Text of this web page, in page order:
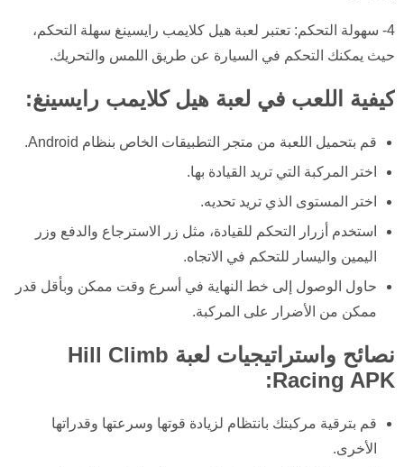
4- سهولة التحكم: تعتبر لعبة هيل كلايمب رايسينغ سهلة التحكم،
حيث يمكنك التحكم في السيارة عن طريق اللمس والتحريك.
كيفية اللعب في لعبة هيل كلايمب رايسينغ:
قم بتحميل اللعبة من متجر التطبيقات الخاص بنظام Android.
اختر المركبة التي تريد القيادة بها.
اختر المستوى الذي تريد تحديه.
استخدم أزرار التحكم للقيادة، مثل زر الاسترجاع والدفع وزر
اليمين واليسار للتحكم في الاتجاه.
حاول الوصول إلى خط النهاية في أسرع وقت ممكن وبأقل قدر
ممكن من الأضرار على المركبة.
نصائح واستراتيجيات لعبة Hill Climb
Racing APK:
قم بترقية مركبتك بانتظام لزيادة قوتها وسرعتها وقدراتها
الأخرى.